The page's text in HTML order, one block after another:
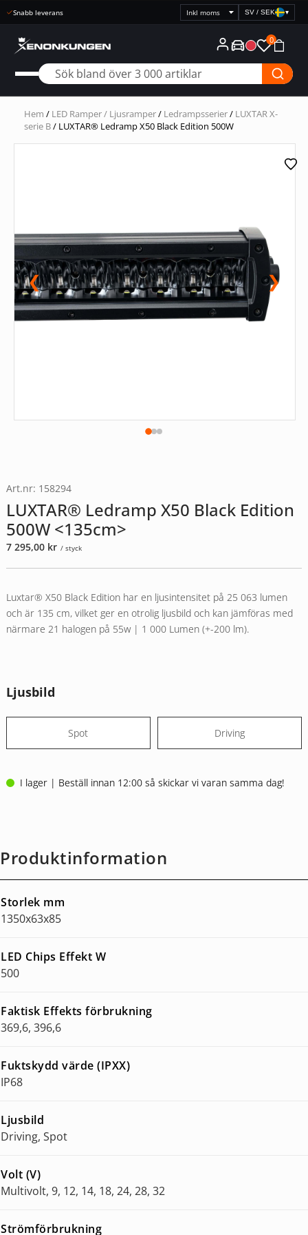
Snabb leverans
Välj
prisvisning
SV / SEK ▾
0
Hem / LED Ramper / Ljusramper/ Ledrampsserier/ LUXTAR X-
serie B/ LUXTAR® Ledramp X50 Black Edition 500W
❮ ❯
Art.nr: 158294
LUXTAR® Ledramp X50 Black Edition
500W <135cm>
7 295,00 kr / styck
Luxtar® X50 Black Edition har en ljusintensitet på 25 063 lumen
och är 135 cm, vilket ger en otrolig ljusbild och kan jämföras med
närmare 21 halogen på 55w | 1 000 Lumen (+-200 lm).
Ljusbild
Spot Driving
I lager | Beställ innan 12:00 så skickar vi varan samma dag!
Produktinformation
Storlek mm
1350x63x85
LED Chips Effekt W
500
Faktisk Effekts förbrukning
369,6, 396,6
Fuktskydd värde (IPXX)
IP68
Ljusbild
Driving, Spot
Volt (V)
Multivolt, 9, 12, 14, 18, 24, 28, 32
Strömförbrukning